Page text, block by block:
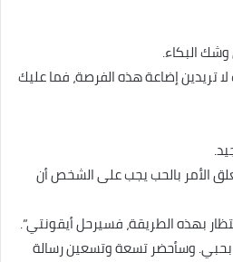
البكاء.
تريدين إضاعة هذه الفرصة، فما عليك
الأمر بالحب يجب على الشخص أن
بهذه الطريقة، فسيرحل أيقونتي”.
بحبي. وسأحضر تسعة وتسعين رسالة